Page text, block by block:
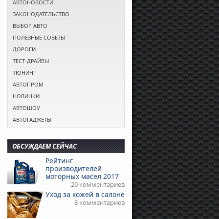
АВТОНОВОСТИ
ЗАКОНОДАТЕЛЬСТВО
ВЫБОР АВТО
ПОЛЕЗНЫЕ СОВЕТЫ
ДОРОГИ
ТЕСТ-ДРАЙВЫ
ТЮНИНГ
АВТОПРОМ
НОВИНКИ
АВТОШОУ
АВТОГАДЖЕТЫ
ОБСУЖДАЕМ СЕЙЧАС
Рейтинг
производителей
моторных масел 2017
20 комментариев
Уход за кожей в салоне
8 комментариев